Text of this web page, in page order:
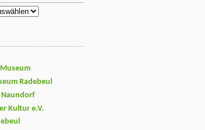
Radebeul
Naundorf
Kultur e.V.